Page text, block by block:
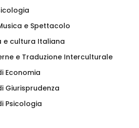
e Spettacolo
e cultura Italiana
e Traduzione Interculturale
Economia
Giurisprudenza
Psicologia